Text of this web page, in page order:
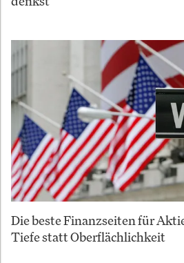
Die beste Finanzseiten für
Tiefe statt Oberflächlichkeit